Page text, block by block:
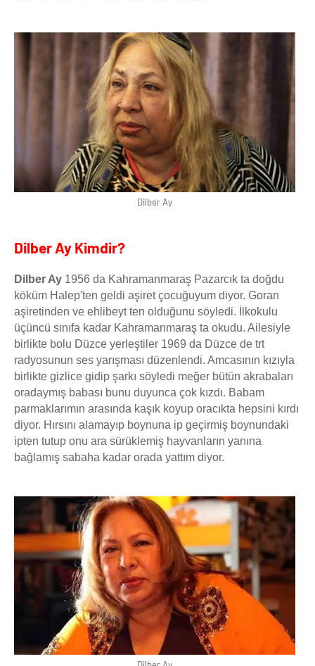
Dilber Ay
Dilber Ay Kimdir?
Dilber Ay 1956 da Kahramanmaraş Pazarcık ta doğdu
köküm Halep'ten geldi aşiret çocuğuyum diyor. Goran
aşiretinden ve ehlibeyt ten olduğunu söyledi. İlkokulu
üçüncü sınıfa kadar Kahramanmaraş ta okudu. Ailesiyle
birlikte bolu Düzce yerleştiler 1969 da Düzce de trt
radyosunun ses yarışması düzenlendi. Amcasının kızıyla
birlikte gizlice gidip şarkı söyledi meğer bütün akrabaları
oradaymış babası bunu duyunca çok kızdı. Babam
parmaklarımın arasında kaşık koyup oracıkta hepsini kırdı
diyor. Hırsını alamayıp boynuna ip geçirmiş boynundaki
ipten tutup onu ara sürüklemiş hayvanların yanına
bağlamış sabaha kadar orada yattım diyor.